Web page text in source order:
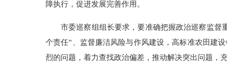
障执行，促进发展完善作用。
市委巡察组组长要求，要准确把握政治巡察监督
个责任”、监督廉洁风险与作风建设，高标准农田建
烈的问题，着力查找政治偏差，推动解决突出问题，